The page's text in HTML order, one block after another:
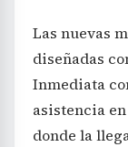
Las nuevas
diseñadas
Inmediata
asistencia
donde la